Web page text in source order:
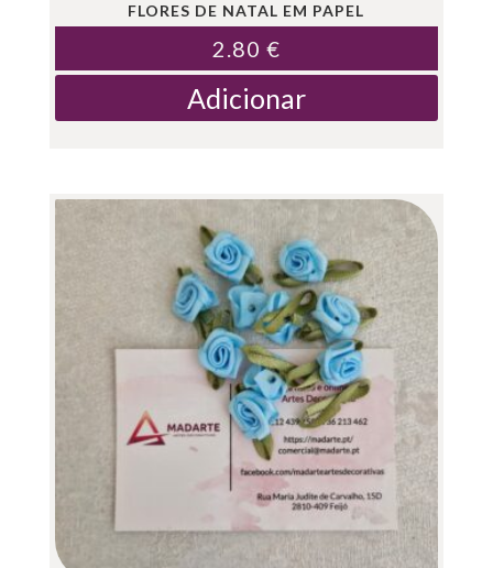
FLORES DE NATAL EM PAPEL
2.80 €
Adicionar